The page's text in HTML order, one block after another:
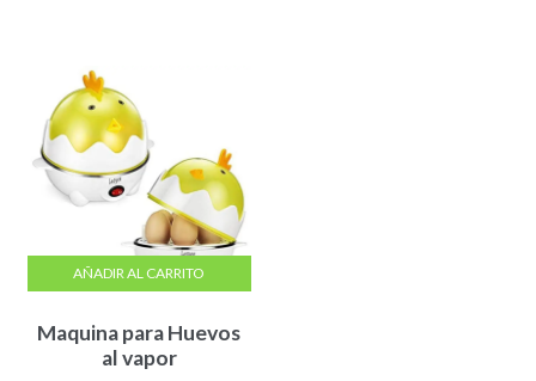
Maquina para Huevos
al vapor
AÑADIR AL CARRITO